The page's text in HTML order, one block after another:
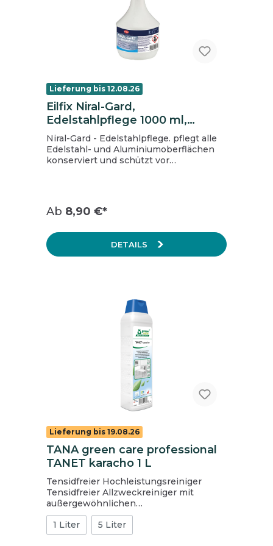
Lieferung bis 12.08.26
Eilfix Niral-Gard,
Edelstahlpflege 1000 ml,
Sprühflasche
Niral-Gard - Edelstahlpflege. pflegt alle
Edelstahl- und Aluminiumoberflächen
konserviert und schützt vor
Ab 8,90 €*
DETAILS
Lieferung bis 19.08.26
TANA green care professional
TANET karacho 1 L
Tensidfreier Hochleistungsreiniger
Tensidfreier Allzweckreiniger mit
außergewöhnlichen
Umwelteigenschaften und guter
Materialverträglichkeit, frei von
Tensiden, Enzymen und optischen
1 Liter 5 Liter